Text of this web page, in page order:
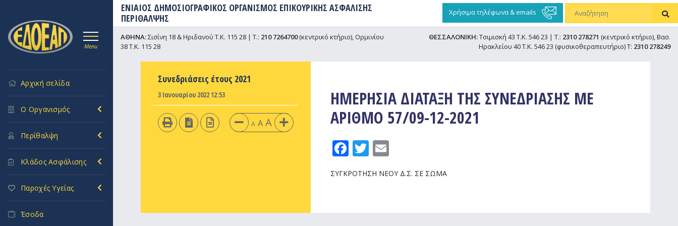
ΕΝΙΑΙΟΣ ΔΗΜΟΣΙΟΓΡΑΦΙΚΟΣ ΟΡΓΑΝΙΣΜΟΣ ΕΠΙΚΟΥΡΙΚΗΣ ΑΣΦΑΛΙΣΗΣ
ΠΕΡΙΘΑΛΨΗΣ
Χρήσιμα τηλέφωνα & emails
Menu
Αρχική σελίδα
Ο Οργανισμός
Περίθαλψη
Κλάδος Ασφάλισης
Παροχές Υγείας
Έσοδα
ΑΘΗΝΑ:Σισίνη 18 & Ηριδανού Τ.Κ. 115 28 | Τ.: 210 7264700(κεντρικό κτήριο), Ορμινίου
38 Τ.Κ. 115 28
ΘΕΣΣΑΛΟΝΙΚΗ:Τσιμισκή 43 Τ.Κ. 546 23 | Τ.: 2310 278271 (κεντρικό κτήριο), Βασ.
Ηρακλείου 40 Τ.Κ. 546 23 (φυσικοθεραπευτήριο) Τ: 2310 278249
Συνεδριάσεις έτους 2021
3 Ιανουαρίου 2022 12:53
A A A
ΗΜΕΡΗΣΙΑ ΔΙΑΤΑΞΗ ΤΗΣ ΣΥΝΕΔΡΙΑΣΗΣ ΜΕ
ΑΡΙΘΜΟ 57/09-12-2021
Facebook
Twitter
Email
ΣΥΓΚΡΟΤΗΣΗ ΝΕΟΥ Δ.Σ. ΣΕ ΣΩΜΑ